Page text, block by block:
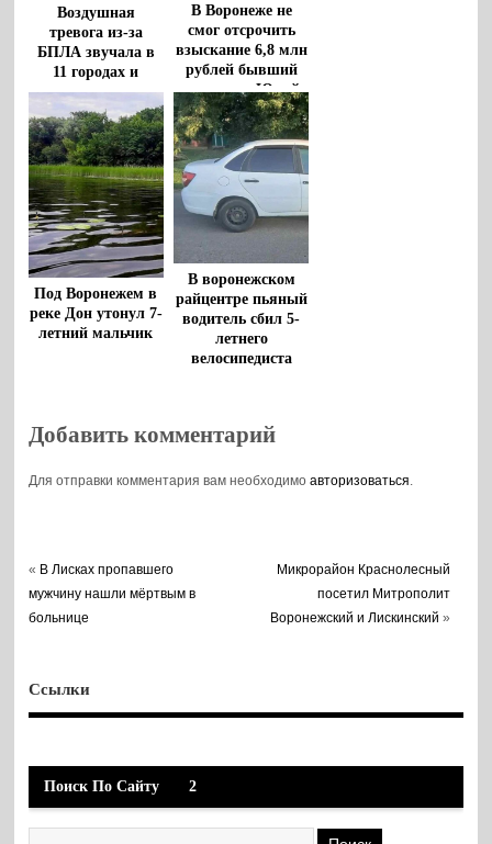
Воздушная
тревога из-за
БПЛА звучала в
11 городах и
районах
Воронежской
области
В Воронеже не
смог отсрочить
взыскание 6,8 млн
рублей бывший
чиновник Юрий
Бавыкин
Под Воронежем в
реке Дон утонул 7-
летний мальчик
В воронежском
райцентре пьяный
водитель сбил 5-
летнего
велосипедиста
Добавить комментарий
Для отправки комментария вам необходимоавторизоваться
« В Лисках пропавшего
мужчину нашли мёртвым в
больнице
Микрорайон Краснолесный
посетил Митрополит
Воронежский и Лискинский »
Ссылки
Поиск По Сайту 2